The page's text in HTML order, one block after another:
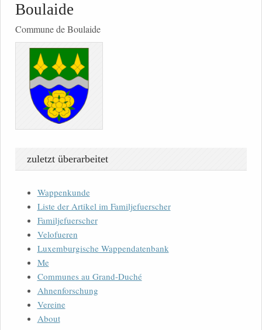
Boulaide
Commune de Boulaide
zuletzt überarbeitet
Wappenkunde
Liste der Artikel im Familjefuerscher
Familjefuerscher
Velofueren
Luxemburgische Wappendatenbank
Me
Communes au Grand-Duché
Ahnenforschung
Vereine
About